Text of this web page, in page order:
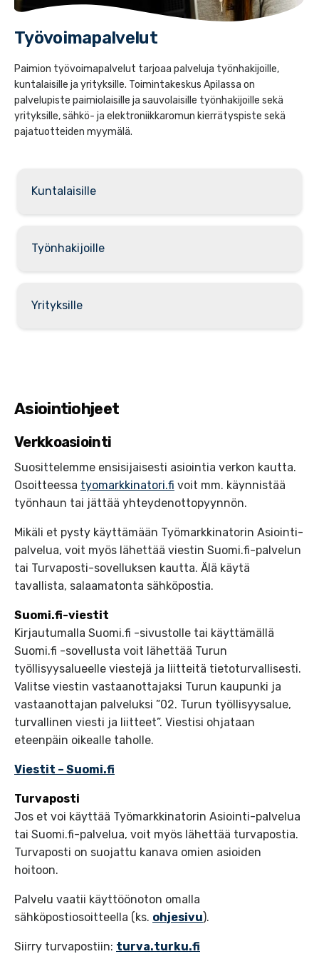
Työvoimapalvelut
Paimion työvoimapalvelut tarjoaa palveluja työnhakijoille,
kuntalaisille ja yrityksille. Toimintakeskus Apilassa on
palvelupiste paimiolaisille ja sauvolaisille työnhakijoille sekä
yrityksille, sähkö- ja elektroniikkaromun kierrätyspiste sekä
pajatuotteiden myymälä.
Kuntalaisille
Työnhakijoille
Yrityksille
Asiointiohjeet
Verkkoasiointi
Suosittelemme ensisijaisesti asiointia verkon kautta.
Osoitteessa tyomarkkinatori.fi voit mm. käynnistää
työnhaun tai jättää yhteydenottopyynnön.
Mikäli et pysty käyttämään Työmarkkinatorin Asiointi-
palvelua, voit myös lähettää viestin Suomi.fi-palvelun
tai Turvaposti-sovelluksen kautta. Älä käytä
tavallista, salaamatonta sähköpostia.
Suomi.fi-viestit
Kirjautumalla Suomi.fi -sivustolle tai käyttämällä
Suomi.fi -sovellusta voit lähettää Turun
työllisyysalueelle viestejä ja liitteitä tietoturvallisesti.
Valitse viestin vastaanottajaksi Turun kaupunki ja
vastaanottajan palveluksi ”02. Turun työllisyysalue,
turvallinen viesti ja liitteet”. Viestisi ohjataan
eteenpäin oikealle taholle.
Viestit – Suomi.fi
Turvaposti
Jos et voi käyttää Työmarkkinatorin Asiointi-palvelua
tai Suomi.fi-palvelua, voit myös lähettää turvapostia.
Turvaposti on suojattu kanava omien asioiden
hoitoon.
Palvelu vaatii käyttöönoton omalla
sähköpostiosoitteella (ks. ohjesivu).
Siirry turvapostiin: turva.turku.fi